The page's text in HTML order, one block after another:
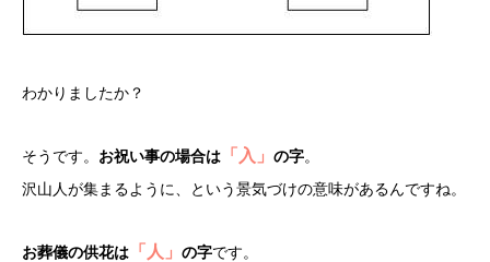
わかりましたか？
そうです。 お祝い事の場合は 「入」 の字。
沢山人が集まるように、という景気づけの意味があるんですね。
お葬儀の供花は 「人」 の字です。